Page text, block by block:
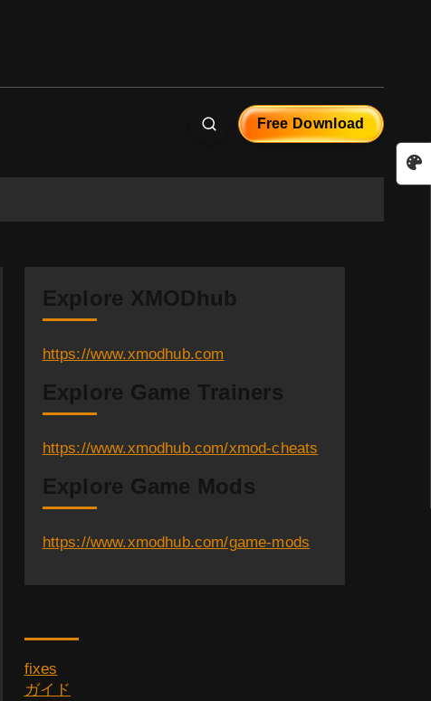
Free Download
Explore XMODhub
https://www.xmodhub.com
Explore Game Trainers
https://www.xmodhub.com/xmod-cheats
Explore Game Mods
https://www.xmodhub.com/game-mods
fixes
ガイド